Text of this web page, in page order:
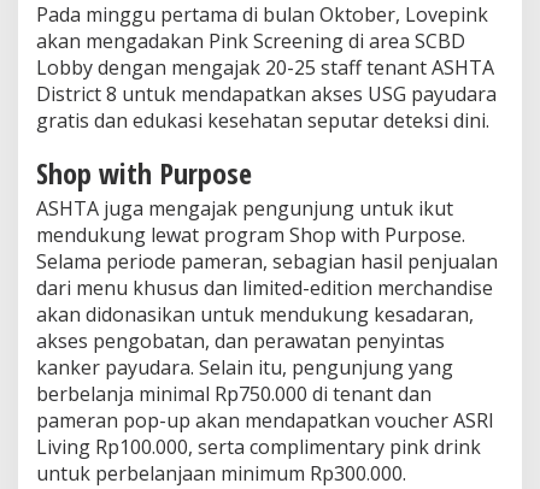
Pada minggu pertama di bulan Oktober, Lovepink
akan mengadakan Pink Screening di area SCBD
Lobby dengan mengajak 20-25 staff tenant ASHTA
District 8 untuk mendapatkan akses USG payudara
gratis dan edukasi kesehatan seputar deteksi dini.
Shop with Purpose
ASHTA juga mengajak pengunjung untuk ikut
mendukung lewat program Shop with Purpose.
Selama periode pameran, sebagian hasil penjualan
dari menu khusus dan limited-edition merchandise
akan didonasikan untuk mendukung kesadaran,
akses pengobatan, dan perawatan penyintas
kanker payudara. Selain itu, pengunjung yang
berbelanja minimal Rp750.000 di tenant dan
pameran pop-up akan mendapatkan voucher ASRI
Living Rp100.000, serta complimentary pink drink
untuk perbelanjaan minimum Rp300.000.